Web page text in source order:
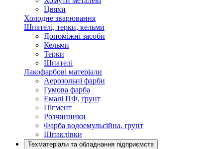
Цвяхи
Холодне зварювання
Шпателі, терки, кельми
Допоміжні засоби
Кельми
Терки
Шпателі
Лакофарбові матеріали
Аерозольні фарби
Гумова фарба
Емалі ПФ, ґрунт
Пігмент
Розчинники
Фарба водоемульсійна, ґрунт
Шпаклівки
Техматеріали та обладнання підприємств